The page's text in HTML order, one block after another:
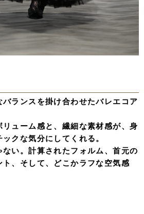
ランスを掛け合わせたバレエコア
ューム感と、繊細な素材感が、身
クな気分にしてくれる。
い。計算されたフォルム、首元の
、そして、どこかラフな空気感